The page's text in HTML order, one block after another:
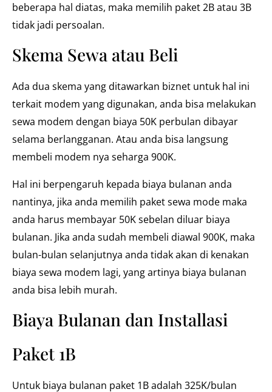
beberapa hal diatas, maka memilih paket 2B atau 3B
tidak jadi persoalan.
Skema Sewa atau Beli
Ada dua skema yang ditawarkan biznet untuk hal ini
terkait modem yang digunakan, anda bisa melakukan
sewa modem dengan biaya 50K perbulan dibayar
selama berlangganan. Atau anda bisa langsung
membeli modem nya seharga 900K.
Hal ini berpengaruh kepada biaya bulanan anda
nantinya, jika anda memilih paket sewa mode maka
anda harus membayar 50K sebelan diluar biaya
bulanan. Jika anda sudah membeli diawal 900K, maka
bulan-bulan selanjutnya anda tidak akan di kenakan
biaya sewa modem lagi, yang artinya biaya bulanan
anda bisa lebih murah.
Biaya Bulanan dan Installasi
Paket 1B
Untuk biaya bulanan paket 1B adalah 325K/bulan